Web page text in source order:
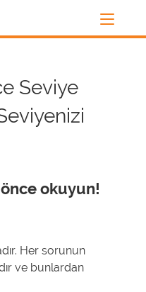
Seviye
okuyun!
Her sorunun
ve bunlardan